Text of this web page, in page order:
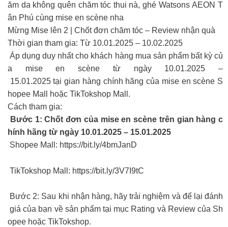
ăm da không quên chăm tóc thui nà, ghé Watsons AEON T
ân Phú cùng mise en scène nha
Mừng Mise lên 2 | Chốt đơn chăm tóc – Review nhận quà
Thời gian tham gia: Từ 10.01.2025 – 10.02.2025
Áp dụng duy nhất cho khách hàng mua sản phẩm bất kỳ củ
a mise en scène từ ngày 10.01.2025 –
15.01.2025 tại gian hàng chính hãng của mise en scène S
hopee Mall hoặc TikTokshop Mall.
Cách tham gia:
Bước 1: Chốt đơn của mise en scène trên gian hàng c
hính hãng từ ngày 10.01.2025 – 15.01.2025
Shopee Mall: https://bit.ly/4bmJanD
TikTokshop Mall: https://bit.ly/3V7I9tC
Bước 2: Sau khi nhận hàng, hãy trải nghiệm và để lại đánh
giá của bạn về sản phẩm tại mục Rating và Review của Sh
opee hoặc TikTokshop.